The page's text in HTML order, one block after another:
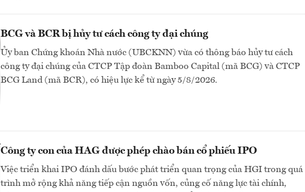
BCG và BCR bị hủy tư cách công ty đại chúng
Ủy ban Chứng khoán Nhà nước (UBCKNN) vừa có thông báo hủy tư cách
công ty đại chúng của CTCP Tập đoàn Bamboo Capital (mã BCG) và CTCP
BCG Land (mã BCR), có hiệu lực kể từ ngày 5/8/2026.
Công ty con của HAG được phép chào bán cổ phiếu IPO
Việc triển khai IPO đánh dấu bước phát triển quan trọng của HGI trong quá
trình mở rộng khả năng tiếp cận nguồn vốn, củng cố năng lực tài chính,